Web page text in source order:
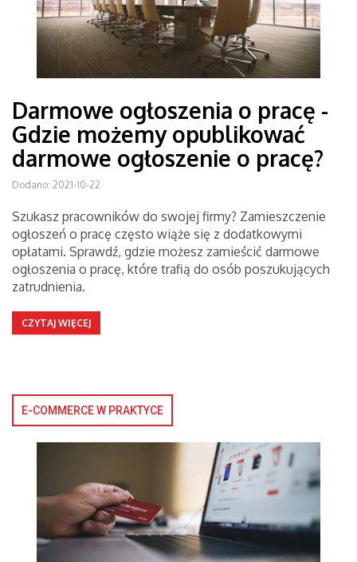
Darmowe ogłoszenia o pracę -
Gdzie możemy opublikować
darmowe ogłoszenie o pracę?
Dodano: 2021-10-22
Szukasz pracowników do swojej firmy? Zamieszczenie
ogłoszeń o pracę często wiąże się z dodatkowymi
opłatami. Sprawdź, gdzie możesz zamieścić darmowe
ogłoszenia o pracę, które trafią do osób poszukujących
zatrudnienia.
CZYTAJ WIĘCEJ
E-COMMERCE W PRAKTYCE